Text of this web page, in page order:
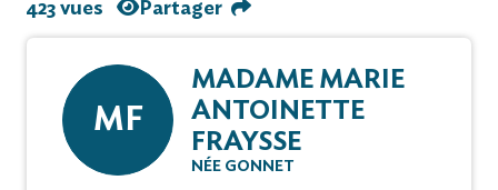
423 vues Partager
MF
MADAME MARIE
ANTOINETTE
FRAYSSE
NÉE GONNET